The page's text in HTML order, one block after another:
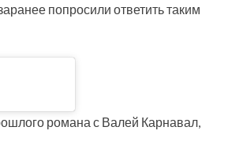
попросили ответить таким
романа с Валей Карнавал,